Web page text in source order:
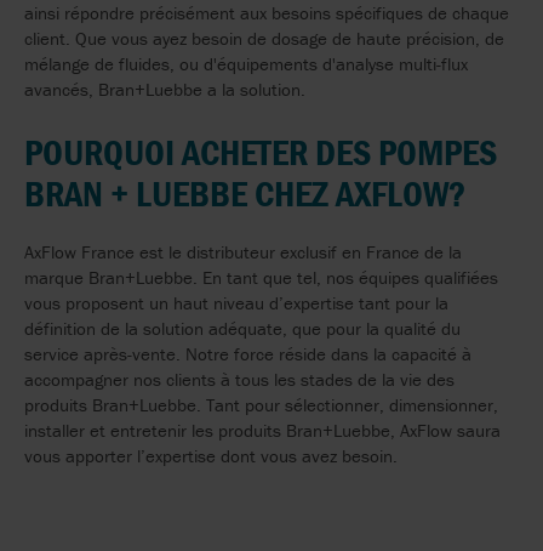
ainsi répondre précisément aux besoins spécifiques de chaque
client. Que vous ayez besoin de dosage de haute précision, de
mélange de fluides, ou d'équipements d'analyse multi-flux
avancés, Bran+Luebbe a la solution.
POURQUOI ACHETER DES POMPES
BRAN + LUEBBECHEZAXFLOW?
AxFlow France est le distributeur exclusif en France de la
marque Bran+Luebbe. En tant que tel, nos équipes qualifiées
vous proposent un haut niveau d’expertise tant pour la
définition de la solution adéquate, que pour la qualité du
service après-vente. Notre force réside dans la capacité à
accompagner nos clients à tous les stades de la vie des
produits Bran+Luebbe. Tant pour sélectionner, dimensionner,
installer et entretenir les produits Bran+Luebbe, AxFlow saura
vous apporter l’expertise dont vous avez besoin.